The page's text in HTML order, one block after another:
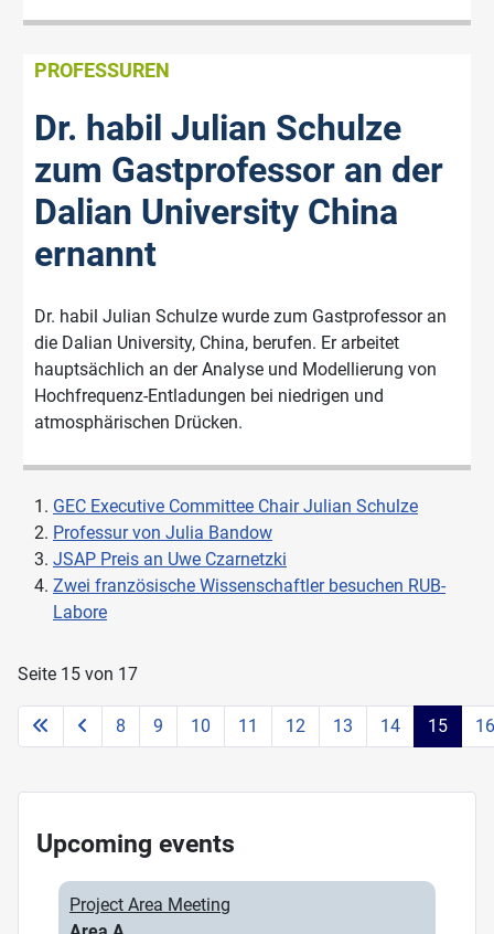
PROFESSUREN
Dr. habil Julian Schulze
zum Gastprofessor an der
Dalian University China
ernannt
Dr. habil Julian Schulze wurde zum Gastprofessor an
die Dalian University, China, berufen. Er arbeitet
hauptsächlich an der Analyse und Modellierung von
Hochfrequenz-Entladungen bei niedrigen und
atmosphärischen Drücken.
GEC Executive Committee Chair Julian Schulze
Professur von Julia Bandow
JSAP Preis an Uwe Czarnetzki
Zwei französische Wissenschaftler besuchen RUB-
Labore
Seite 15 von 17
8 9 10 11 12 13 14 15 16
Upcoming events
Project Area Meeting